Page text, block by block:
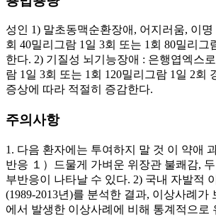
성인 1) 말초동맥순환장애, 어지러움, 이
회 40밀리그람 1일 3회 또는 1회 80밀리그
한다. 2) 기질성 뇌기능장애 : 은행엽엑스
람 1일 3회 또는 1회 120밀리그람 1일 2회
증상에 따라 적절히 증감한다.
주의사항
1. 다음 환자에는 투여하지 말 것 이 약애
반응 １）드물게 가벼운 위장관 불쾌감,
부반응이 나타날 수 있다. 2) 국내 자발적
(1989-2013년)를 분석한 결과, 이상사례가
에서 발생한 이상사례에 비해 통계적으로